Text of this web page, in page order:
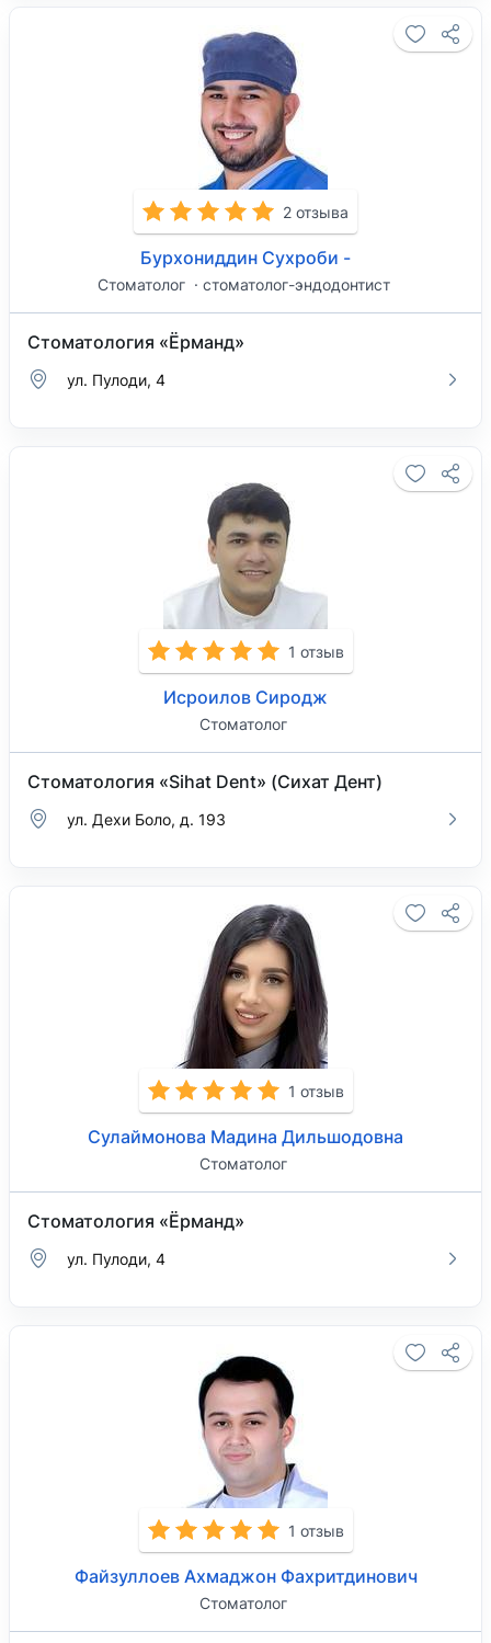
2 отзыва
Бурхониддин Сухроби -
Стоматолог стоматолог-эндодонтист
Стоматология «Ёрманд»
ул. Пулоди, 4
1 отзыв
Исроилов Сиродж
Стоматолог
Стоматология «Sihat Dent» (Сихат Дент)
ул. Дехи Боло, д. 193
1 отзыв
Сулаймонова Мадина Дильшодовна
Стоматолог
Стоматология «Ёрманд»
ул. Пулоди, 4
1 отзыв
Файзуллоев Ахмаджон Фахритдинович
Стоматолог